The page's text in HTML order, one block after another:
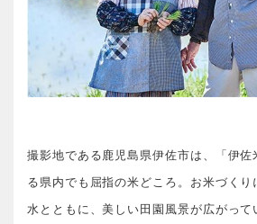
撮影地である鹿児島県伊佐市は、「伊
る県内でも屈指の米どころ。お米づく
水とともに、美しい田園風景が広がって